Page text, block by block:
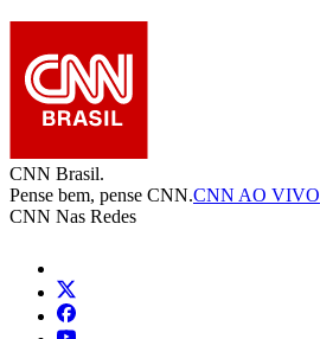
CNN Brasil.
Pense bem, pense CNN.CNN AO VIVO
CNN Nas Redes